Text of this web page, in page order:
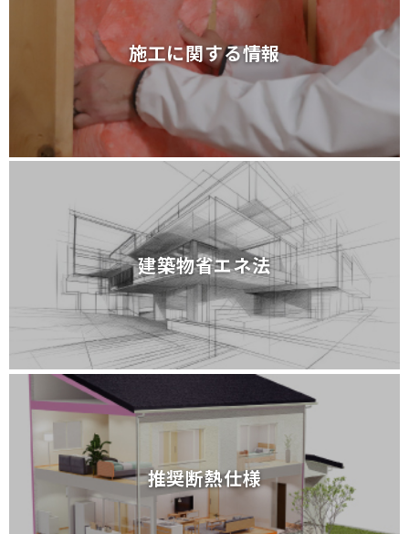
施工に関する情報
施工に関する情報
建築物省エネ法
建築物省エネ法
推奨断熱仕様
推奨断熱仕様